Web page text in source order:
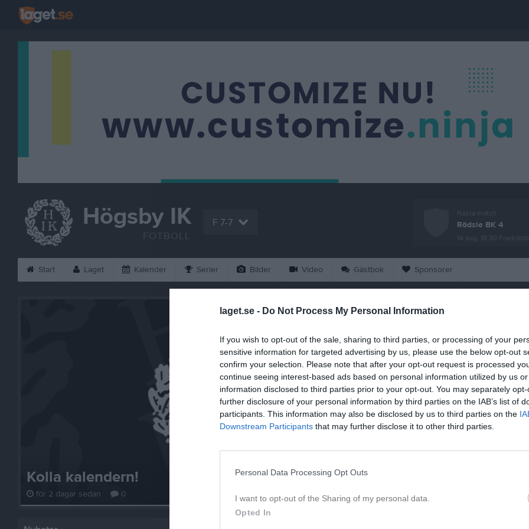
laget.se - Do Not Process My Personal Information
If you wish to opt-out of the sale, sharing to third parties, or processing of your
sensitive information for targeted advertising by us, please use the below opt-out
confirm your selection. Please note that after your opt-out request is processed
continue seeing interest-based ads based on personal information utilized by us
information disclosed to third parties prior to your opt-out. You may separately
further disclosure of your personal information by third parties on the IAB’s list of
participants. This information may also be disclosed by us to third parties on the
Downstream Participants that may further disclose it to other third parties.
Personal Data Processing Opt Outs
I want to opt-out of the Sharing of my personal data.
Opted In
Högsby IK
FOTBOLL
F 7-7
Nästa match
Rödsle BK 4
14 aug, 18:30
Start Laget Kalender Serier Bilder Video Gästbok Sponsorer
Kolla kalendern!
för 2 dagar sedan 0 30 jun
På gång
Träning
Träning
Rödsle BK 4 (borta)
Träning
Träning